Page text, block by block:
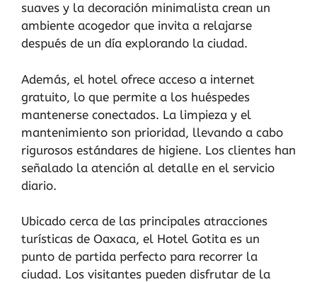
suaves y la decoración minimalista crean un
ambiente acogedor que invita a relajarse
después de un día explorando la ciudad.
Además, el hotel ofrece acceso a internet
gratuito, lo que permite a los huéspedes
mantenerse conectados. La limpieza y el
mantenimiento son prioridad, llevando a cabo
rigurosos estándares de higiene. Los clientes han
señalado la atención al detalle en el servicio
diario.
Ubicado cerca de las principales atracciones
turísticas de Oaxaca, el Hotel Gotita es un
punto de partida perfecto para recorrer la
ciudad. Los visitantes pueden disfrutar de la